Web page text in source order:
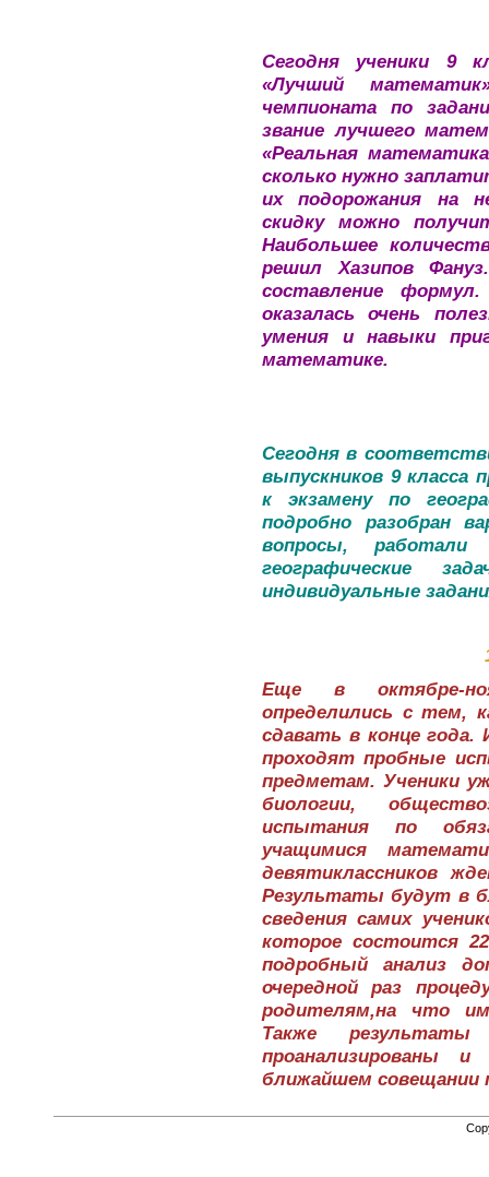
Сегодня ученики 9
«Лучший
чемпионата по
звание лучшего
«Реальная
сколько нужно
их подорожания на
скидку можно
Наибольшее
решил Хазипов
составление
оказалась очень
умения и навыки
математике.
Сегодня в
выпускников 9 класса
к экзамену по
подробно разобран
вопросы,
географические
индивидуальные
Еще в октябре-
определились с тем,
сдавать в конце
проходят пробные
предметам. Ученики
биологии,
испытания по
учащимися
девятиклассников
Результаты будут в
сведения самих
которое состоится
подробный анализ
очередной раз
родителям,на что
Также
проанализированы
ближайшем совещании